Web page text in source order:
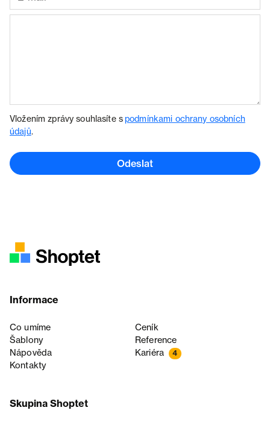
Vložením zprávy souhlasíte spodmínkami ochrany osobních
údajů.
Odeslat
Informace
Co umíme
Ceník
Šablony
Reference
Nápověda
Kariéra 4
Kontakty
Skupina Shoptet